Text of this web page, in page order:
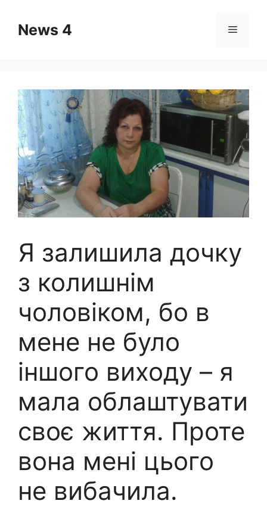
contentNews 4 Menu
Я залишила дочку
з колишнім
чоловіком, бо в
мене не було
іншого виходу – я
мала облаштувати
своє життя. Проте
вона мені цього
не вибачила.